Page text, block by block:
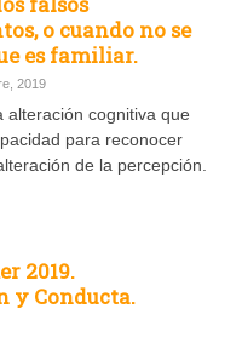
o cuando no se
es familiar.
2019
alteración cognitiva que
para reconocer
de la percepción.
2019.
y Conducta.